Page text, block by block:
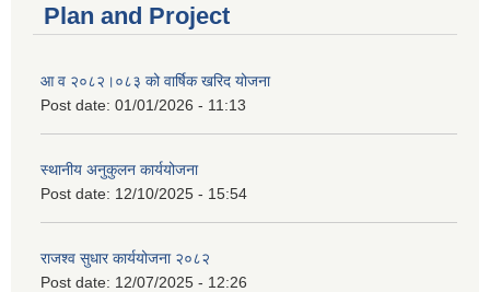
Plan and Project
आ व २०८२।०८३ को वार्षिक खरिद योजना
Post date: 01/01/2026 - 11:13
स्थानीय अनुकुलन कार्ययोजना
Post date: 12/10/2025 - 15:54
राजश्व सुधार कार्ययोजना २०८२
Post date: 12/07/2025 - 12:26